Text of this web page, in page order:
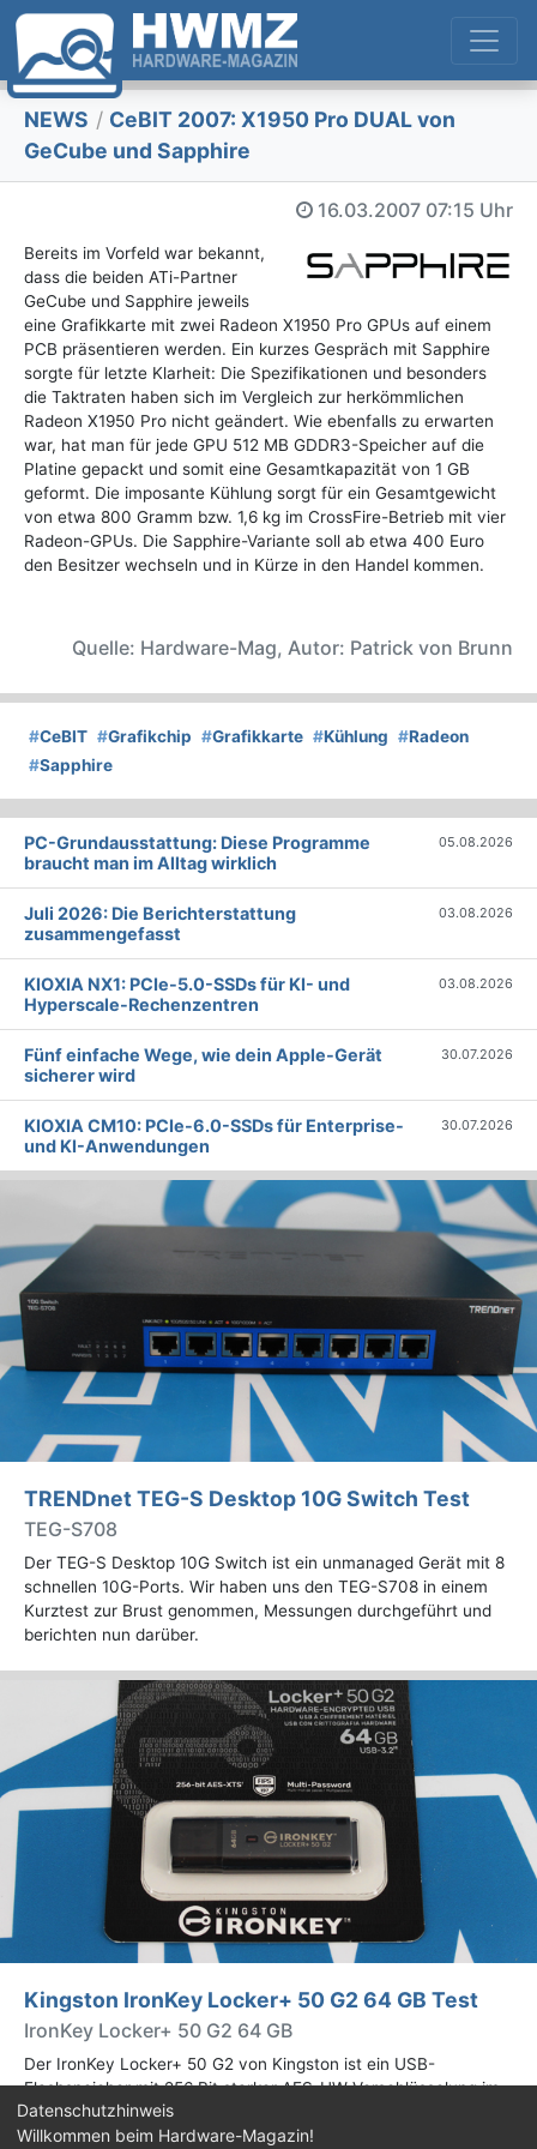
NEWS / CeBIT 2007: X1950 Pro DUAL von
GeCube und Sapphire
16.03.2007 07:15 Uhr
Bereits im Vorfeld war bekannt,
dass die beiden ATi-Partner
GeCube und Sapphire jeweils
eine Grafikkarte mit zwei Radeon X1950 Pro GPUs auf einem
PCB präsentieren werden. Ein kurzes Gespräch mit Sapphire
sorgte für letzte Klarheit: Die Spezifikationen und besonders
die Taktraten haben sich im Vergleich zur herkömmlichen
Radeon X1950 Pro nicht geändert. Wie ebenfalls zu erwarten
war, hat man für jede GPU 512 MB GDDR3-Speicher auf die
Platine gepackt und somit eine Gesamtkapazität von 1 GB
geformt. Die imposante Kühlung sorgt für ein Gesamtgewicht
von etwa 800 Gramm bzw. 1,6 kg im CrossFire-Betrieb mit vier
Radeon-GPUs. Die Sapphire-Variante soll ab etwa 400 Euro
den Besitzer wechseln und in Kürze in den Handel kommen.
Quelle: Hardware-Mag, Autor: Patrick von Brunn
#CeBIT #Grafikchip #Grafikkarte #Kühlung #Radeon
#Sapphire
PC-Grundausstattung: Diese Programme
braucht man im Alltag wirklich
05.08.2026
Juli 2026: Die Bericht­erstattung
zusammengefasst
03.08.2026
KIOXIA NX1: PCIe-5.0-SSDs für KI- und
Hyperscale-Rechenzentren
03.08.2026
Fünf einfache Wege, wie dein Apple-Gerät
sicherer wird
30.07.2026
KIOXIA CM10: PCIe-6.0-SSDs für Enterprise-
und KI-Anwendungen
30.07.2026
TRENDnet TEG-S Desktop 10G Switch Test
TEG-S708
Der TEG-S Desktop 10G Switch ist ein unmanaged Gerät mit 8
schnellen 10G-Ports. Wir haben uns den TEG-S708 in einem
Kurztest zur Brust genommen, Messungen durchgeführt und
berichten nun darüber.
Kingston IronKey Locker+ 50 G2 64 GB Test
IronKey Locker+ 50 G2 64 GB
Der IronKey Locker+ 50 G2 von Kingston ist ein USB-
Flashspeicher mit 256 Bit starker AES-HW-Verschlüsselung im
XTS-Modus. Wir haben das 64-GB-Modell im Praxistest
genauer begutachtet.
Datenschutzhinweis
Willkommen beim Hardware-Magazin!